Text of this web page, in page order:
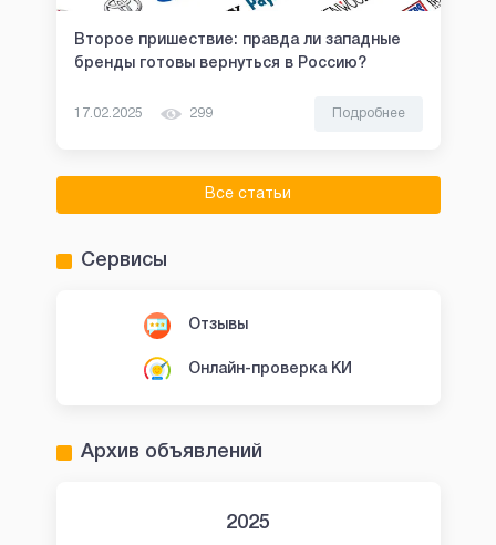
Второе пришествие: правда ли западные
бренды готовы вернуться в Россию?
17.02.2025 299 Подробнее
Все статьи
Сервисы
Отзывы
Онлайн-проверка КИ
Архив объявлений
2025